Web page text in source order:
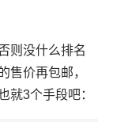
则没什么排名
售价再包邮，
就3个手段吧：